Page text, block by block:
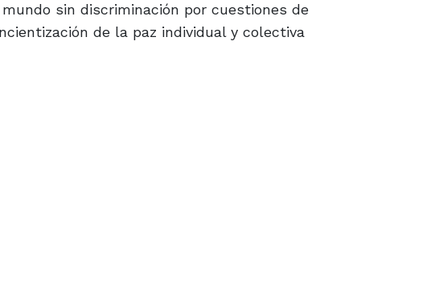
sin discriminación por cuestiones de
de la paz individual y colectiva